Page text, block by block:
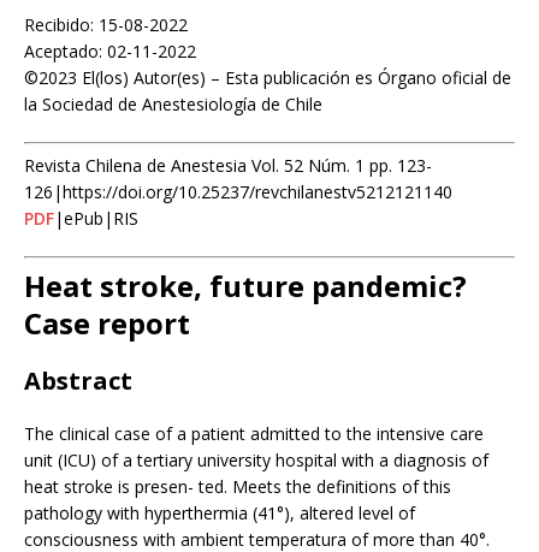
Recibido: 15-08-2022
Aceptado: 02-11-2022
©2023 El(los) Autor(es) – Esta publicación es Órgano oficial de
la Sociedad de Anestesiología de Chile
Revista Chilena de Anestesia Vol. 52 Núm. 1 pp. 123-
126|https://doi.org/10.25237/revchilanestv5212121140
PDF|ePub|RIS
Heat stroke, future pandemic?
Case report
Abstract
The clinical case of a patient admitted to the intensive care
unit (ICU) of a tertiary university hospital with a diagnosis of
heat stroke is presen- ted. Meets the definitions of this
pathology with hyperthermia (41°), altered level of
consciousness with ambient temperatura of more than 40°.